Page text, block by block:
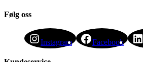
Følg oss
Instagram Facebook